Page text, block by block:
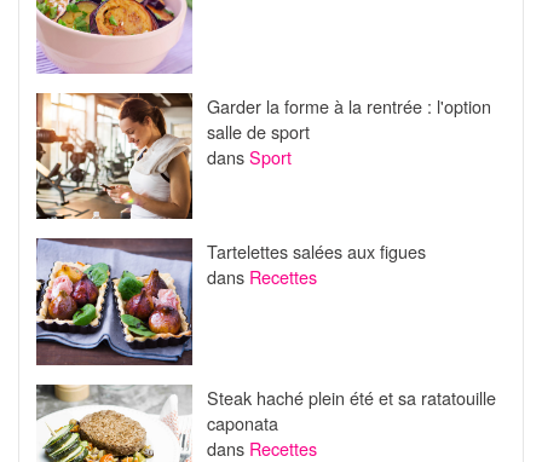
Garder la forme à la rentrée : l'option
salle de sport
dansSport
Tartelettes salées aux figues
dans Recettes
Steak haché plein été et sa ratatouille
caponata
dans Recettes